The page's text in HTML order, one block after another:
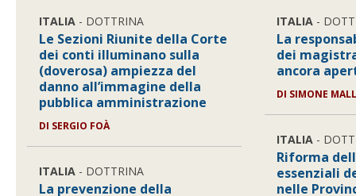
ITALIA - DOTTRINA
Le Sezioni Riunite della Corte
dei conti illuminano sulla
(doverosa) ampiezza del
danno all’immagine della
pubblica amministrazione
DI SERGIO FOÀ
ITALIA - DOTTRINA
La prevenzione della
ITALIA -
La
dei
ancora
DI SIMONE
ITALIA -
Riforma
essenziali
nelle